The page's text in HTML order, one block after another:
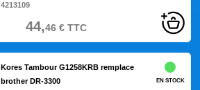
4213109
44,46€TTC
Kores Tambour G1258KRB remplace
brother DR-3300
EN STOCK